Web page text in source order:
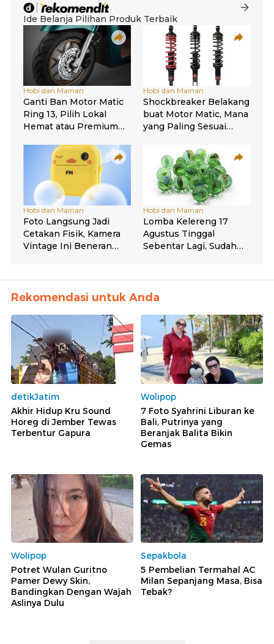
Rekomendasi untuk Anda
detikJatim
Akhir Hidup Kru Sound
Horeg di Jember Tewas
Terbentur Gapura
Wolipop
7 Foto Syahrini Liburan ke
Bali, Putrinya yang
Beranjak Balita Bikin
Gemas
Wolipop
Potret Wulan Guritno
Pamer Dewy Skin,
Bandingkan Dengan Wajah
Aslinya Dulu
Sepakbola
5 Pembelian Termahal AC
Milan Sepanjang Masa, Bisa
Tebak?